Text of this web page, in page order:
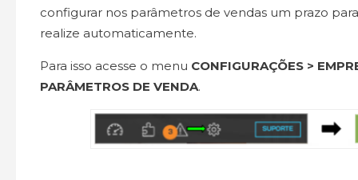
configurar nos parâmetros de vendas um prazo
realize automaticamente.
Para isso acesse o menu CONFIGURAÇÕES >
PARÂMETROS DE VENDA.